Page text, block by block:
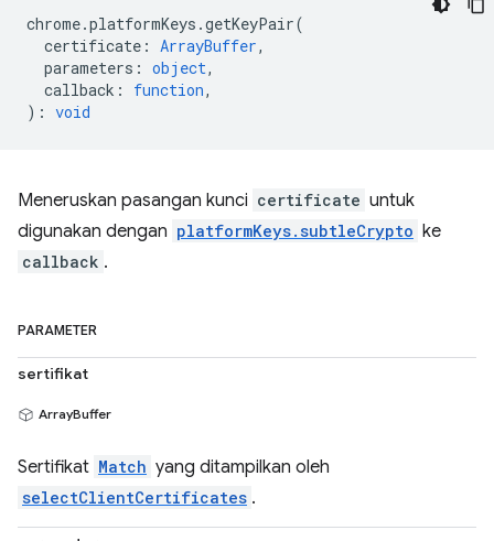
chrome.platformKeys .getKeyPair(
certificate : ArrayBuffer,
parameters : object,
callback : function,
) : void
Meneruskan pasangan kunci certificate untuk
digunakan dengan platformKeys.subtleCrypto ke
callback .
PARAMETER
sertifikat
ArrayBuffer
Sertifikat Match yang ditampilkan oleh
selectClientCertificates .